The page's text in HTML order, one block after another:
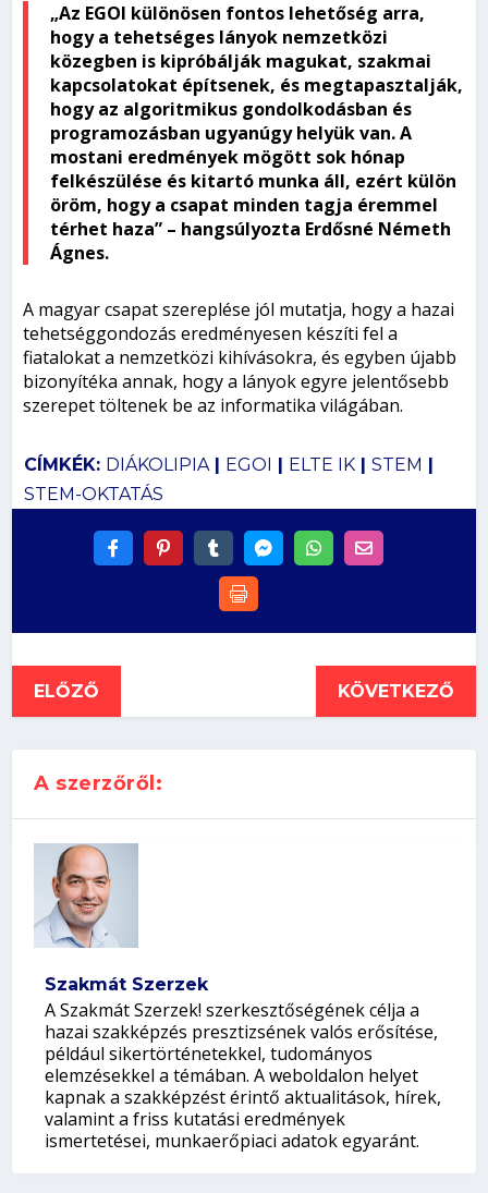
„Az EGOI különösen fontos lehetőség arra,
hogy a tehetséges lányok nemzetközi
közegben is kipróbálják magukat, szakmai
kapcsolatokat építsenek, és megtapasztalják,
hogy az algoritmikus gondolkodásban és
programozásban ugyanúgy helyük van. A
mostani eredmények mögött sok hónap
felkészülése és kitartó munka áll, ezért külön
öröm, hogy a csapat minden tagja éremmel
térhet haza” – hangsúlyozta Erdősné Németh
Ágnes.
A magyar csapat szereplése jól mutatja, hogy a hazai
tehetséggondozás eredményesen készíti fel a
fiatalokat a nemzetközi kihívásokra, és egyben újabb
bizonyítéka annak, hogy a lányok egyre jelentősebb
szerepet töltenek be az informatika világában.
CÍMKÉK: DIÁKOLIPIA| EGOI | ELTE IK| STEM |
STEM-OKTATÁS
ELŐZŐ KÖVETKEZŐ
A szerzőről:
Szakmát Szerzek
A Szakmát Szerzek! szerkesztőségének célja a
hazai szakképzés presztizsének valós erősítése,
például sikertörténetekkel, tudományos
elemzésekkel a témában. A weboldalon helyet
kapnak a szakképzést érintő aktualitások, hírek,
valamint a friss kutatási eredmények
ismertetései, munkaerőpiaci adatok egyaránt.